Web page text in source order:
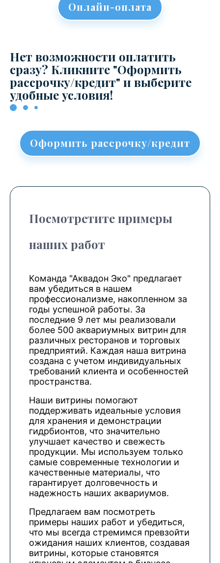
Онлайн-оплата
Нет возможности оплатить
сразу? Кликните "Оформить
рассрочку/кредит" и выберите
удобные условия!
Оформить рассрочку/кредит
Посмотретите примеры
наших работ
Команда "Аквадон Эко" предлагает
вам убедиться в нашем
профессионализме, накопленном за
годы успешной работы. За
последние 9 лет мы реализовали
более 500 аквариумных витрин для
различных ресторанов и торговых
предприятий. Каждая наша витрина
создана с учетом индивидуальных
требований клиента и особенностей
пространства.
Наши витрины помогают
поддерживать идеальные условия
для хранения и демонстрации
гидрбионтов, что значительно
улучшает качество и свежесть
продукции. Мы используем только
самые современные технологии и
качественные материалы, что
гарантирует долговечность и
надежность наших аквариумов.
Предлагаем вам посмотреть
примеры наших работ и убедиться,
что мы всегда стремимся превзойти
ожидания наших клиентов, создавая
витрины, которые становятся